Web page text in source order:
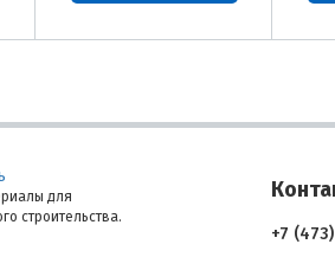
для
строительства.
+7